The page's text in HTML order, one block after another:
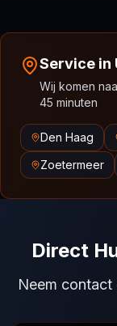
Service in
Wij komen
45 minuten
Den Haag
Zoetermeer
Direct
Neem